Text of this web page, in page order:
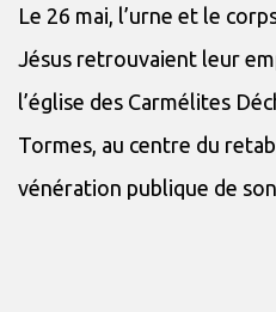
Le 26 mai, l’urne et le
Jésus retrouvaient leur
l’église des Carmélites
Tormes, au centre du
vénération publique de